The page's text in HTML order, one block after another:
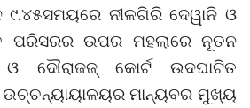
୯.୪୫ସମୟରେ ନୀଳଗିରି ଦେୱାନି ଓ
ପରିସରର ଉପର ମହଲାରେ ନୂତନ
ଦୌରାଜଜ୍ କୋର୍ଟ ଉଦଘାଟିତ
ଉଚ୍ଚନ୍ୟାୟାଳୟର ମାନ୍ୟବର ମୁଖ୍ୟ